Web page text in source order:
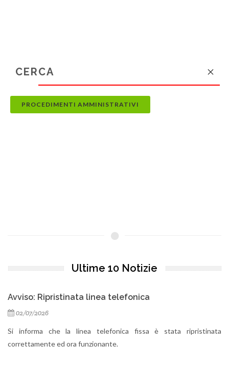
PROCEDIMENTI AMMINISTRATIVI
Ultime 10 Notizie
Avviso: Ripristinata linea telefonica
02/07/2026
Si informa che la linea telefonica fissa è stata ripristinata
correttamente ed ora funzionante.